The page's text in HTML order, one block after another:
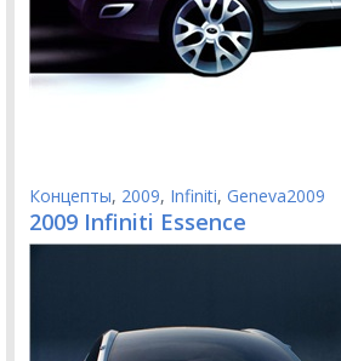
Концепты, 2009, Infiniti, Geneva2009
2009 Infiniti Essence